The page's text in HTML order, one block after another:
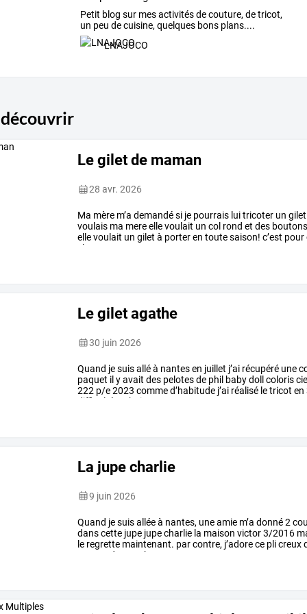
Petit blog sur mes activités de couture, de tricot,
un peu de cuisine, quelques bons plans....
LNAJOCO
Le gilet de maman
28 avr. 2026
Ma mère m’a demandési je pourrais luitricoter un gilet
voulais ma mereellevoulait un col rond et des
ellevoulait un gilet à porteren toutesaison! c’est pour
chez
Le gilet agathe
30 juin 2026
Quand jesuisalléà nantesen juillet j’ai récupéré une
paquet il yavait des pelotesde phil babydoll coloris
222 p/e2023 commed’habitude j’ai réalisé letricot en
difficulté technique
La jupe charlie
9 juin 2026
Quand jesuisalléeà nantes, uneamie m’a donné2
danscette jupe jupecharlie la maison victor3/2016
le regrette maintenant. parcontre, j’adorece plicreux
de marcher